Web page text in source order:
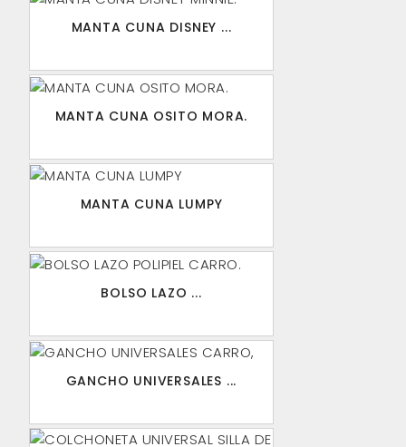
MANTA CUNA DISNEY ...
MANTA CUNA OSITO MORA.
MANTA CUNA LUMPY
BOLSO LAZO ...
GANCHO UNIVERSALES ...